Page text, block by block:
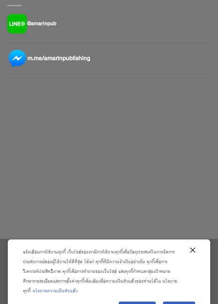
@amarinpub
m.me/amarinpublishing
\
เกี่ยวกับเรา
วิธีการสั่งซื้อสินค้าและการรับประกันสินค้า
แจ้งชำระเงิน
ติดต่อเราและร้องเรียน
แจ้งเตือนการใช้งานคุกกี้ เว็บไซต์ของเรามีการใช้งานคุกกี้เพื่อวัตถุประสงค์ในการจัดการ
ประสบการณ์ของผู้ใช้งานให้ดีที่สุด ได้แก่ คุกกี้ที่มีความจำเป็นอย่างยิ่ง คุกกี้เพื่อการ
วิเคราะห์ประสิทธิภาพ คุกกี้เพื่อการทำงานของเว็บไซต์ และคุกกี้กำหนดกลุ่มเป้าหมาย
ศึกษารายละเอียดและการตั้งค่าคุกกี้เพิ่มเติมเพื่อความเป็นส่วนตัวของท่านได้ใน นโยบาย
คุกกี้ นโยบายความเป็นส่วนตัว